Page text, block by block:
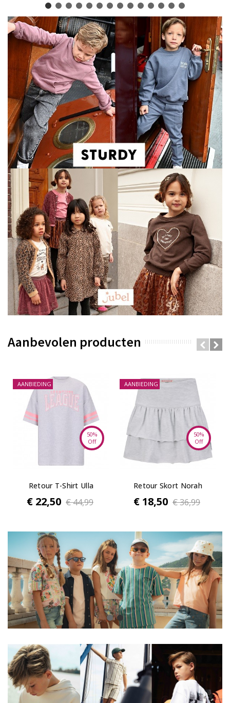
Aanbevolen producten
AANBIEDING
50%
Off
Retour T-Shirt Ulla
€ 22,50 € 44,99
AANBIEDING
50%
Off
Retour Skort Norah
€ 18,50 € 36,99